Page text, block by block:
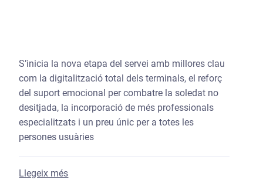
S’inicia la nova etapa del servei amb millores clau
com la digitalització total dels terminals, el reforç
del suport emocional per combatre la soledat no
desitjada, la incorporació de més professionals
especialitzats i un preu únic per a totes les
persones usuàries
Llegeix méssobre La Diputació de Girona renova el